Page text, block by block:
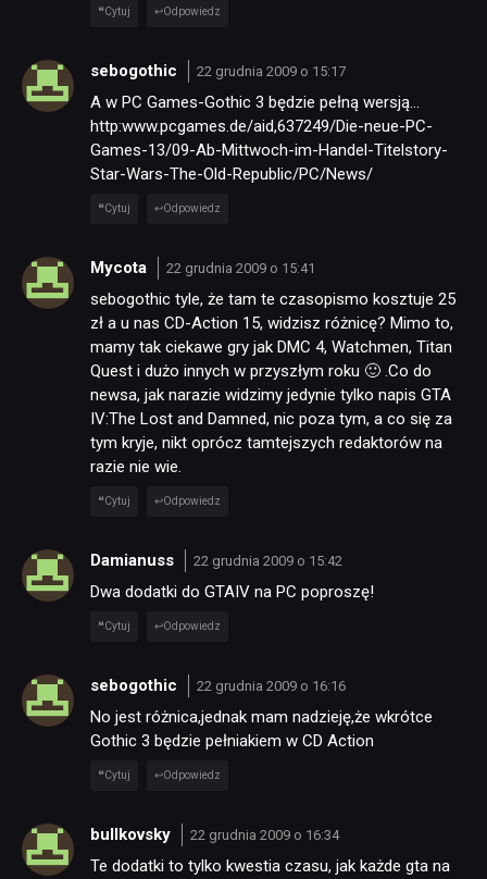
KULTURA
RETRO
TECHNOLOGIE
JUŻ GRALIŚMY
SKLEP
Cytuj Odpowiedz
sebogothic 22 grudnia 2009 o 15:17
A w PC Games-Gothic 3 będzie pełną wersją…
http:www.pcgames.de/aid,637249/Die-neue-PC-
Games-13/09-Ab-Mittwoch-im-Handel-Titelstory-
Star-Wars-The-Old-Republic/PC/News/
Cytuj Odpowiedz
Mycota 22 grudnia 2009 o 15:41
sebogothic tyle, że tam te czasopismo kosztuje 25
zł a u nas CD-Action 15, widzisz różnicę? Mimo to,
mamy tak ciekawe gry jak DMC 4, Watchmen, Titan
Quest i dużo innych w przyszłym roku 🙂 .Co do
newsa, jak narazie widzimy jedynie tylko napis GTA
IV:The Lost and Damned, nic poza tym, a co się za
tym kryje, nikt oprócz tamtejszych redaktorów na
razie nie wie.
Cytuj Odpowiedz
Damianuss 22 grudnia 2009 o 15:42
Dwa dodatki do GTAIV na PC poproszę!
Cytuj Odpowiedz
sebogothic 22 grudnia 2009 o 16:16
No jest różnica,jednak mam nadzieję,że wkrótce
Gothic 3 będzie pełniakiem w CD Action
Cytuj Odpowiedz
bullkovsky 22 grudnia 2009 o 16:34
Te dodatki to tylko kwestia czasu, jak każde gta na